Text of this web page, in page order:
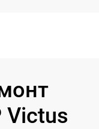
Victus